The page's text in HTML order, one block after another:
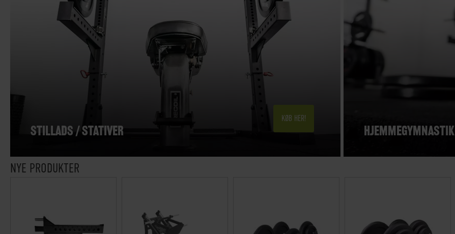
STILLADS / STATIVER
KØB HER!
HJEMMEGYMNASTIK
NYE PRODUKTER